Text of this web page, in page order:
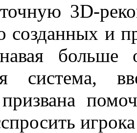
3D-
созданных и
система,